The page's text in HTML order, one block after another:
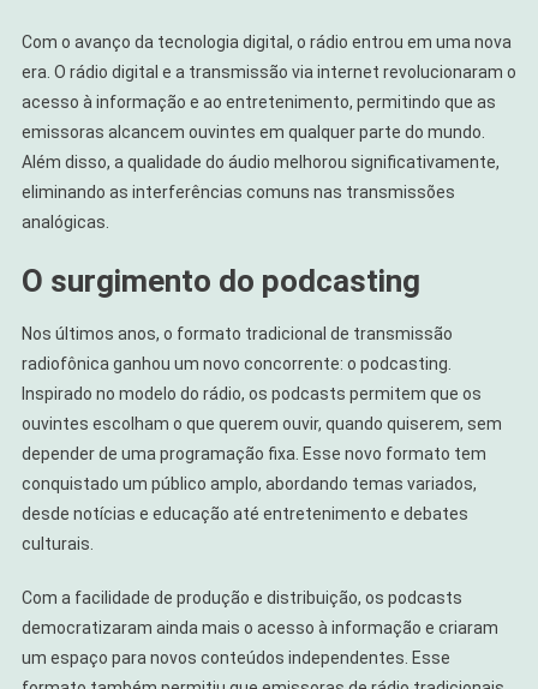
Com o avanço da tecnologia digital, o rádio entrou em uma nova
era. O rádio digital e a transmissão via internet revolucionaram o
acesso à informação e ao entretenimento, permitindo que as
emissoras alcancem ouvintes em qualquer parte do mundo.
Além disso, a qualidade do áudio melhorou significativamente,
eliminando as interferências comuns nas transmissões
analógicas.
O surgimento do podcasting
Nos últimos anos, o formato tradicional de transmissão
radiofônica ganhou um novo concorrente: o podcasting.
Inspirado no modelo do rádio, os podcasts permitem que os
ouvintes escolham o que querem ouvir, quando quiserem, sem
depender de uma programação fixa. Esse novo formato tem
conquistado um público amplo, abordando temas variados,
desde notícias e educação até entretenimento e debates
culturais.
Com a facilidade de produção e distribuição, os podcasts
democratizaram ainda mais o acesso à informação e criaram
um espaço para novos conteúdos independentes. Esse